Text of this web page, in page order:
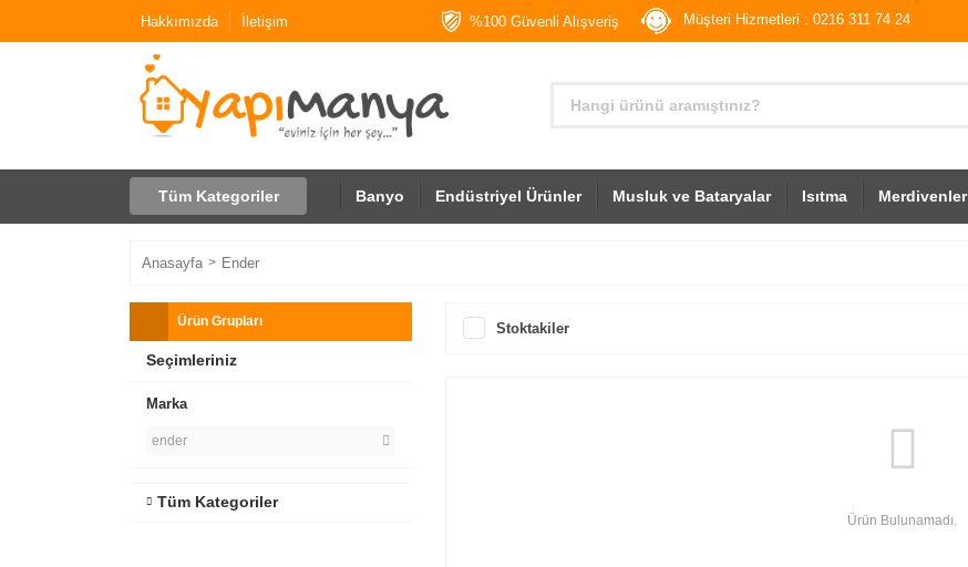
Hakkımızda İletişim %100 Güvenli Alışveriş Müşteri Hizmetleri : 0216 311 74 24
Tüm Kategoriler Banyo Endüstriyel Ürünler Musluk ve Bataryalar Isıtma Merdivenler
Anasayfa Ender
Ürün Grupları
Seçimleriniz
Marka
ender
Tüm Kategoriler
Stoktakiler
Ürün Bulunamadı.